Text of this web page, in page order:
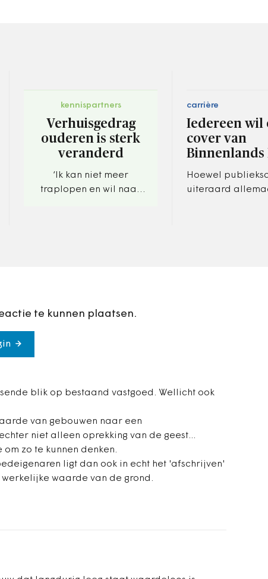
kennispartners
Verhuisgedrag
ouderen is sterk
veranderd
‘Ik kan niet meer
traplopen en wil naar
carrière
Iedereen wil
cover van
Binnenlands
Hoewel
uiteraard
te kunnen plaatsen.
blik op bestaand vastgoed. Wellicht ook
van gebouwen naar een
niet alleen oprekking van de geest...
zo te kunnen denken.
ligt dan ook in echt het 'afschrijven'
waarde van de grond.